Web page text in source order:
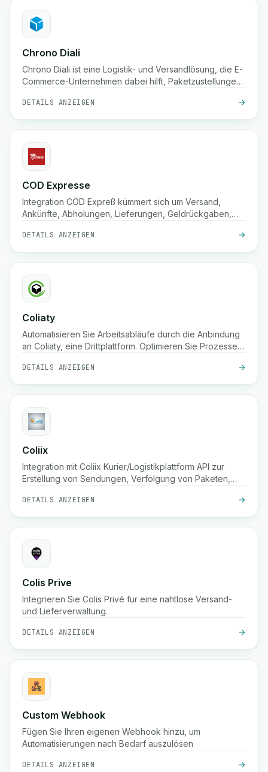
Chrono Diali
Chrono Diali ist eine Logistik- und Versandlösung, die E-
Commerce-Unternehmen dabei hilft, Paketzustellungen
ihre Erfüllungsprozesse mit Leichtigkeit zu optimieren.
DETAILS ANZEIGEN
COD Expresse
Integration COD Expreß kümmert sich um Versand,
Ankünfte, Abholungen, Lieferungen, Geldrückgaben,
DETAILS ANZEIGEN
Coliaty
Automatisieren Sie Arbeitsabläufe durch die Anbindung
an Coliaty, eine Drittplattform. Optimieren Sie Prozesse
DETAILS ANZEIGEN
Coliix
Integration mit Coliix Kurier/Logistikplattform API zur
Erstellung von Sendungen, Verfolgung von Paketen,
DETAILS ANZEIGEN
Colis Prive
Integrieren Sie Colis Privé für eine nahtlose Versand-
und Lieferverwaltung.
DETAILS ANZEIGEN
Custom Webhook
Fügen Sie Ihren eigenen Webhook hinzu, um
Automatisierungen nach Bedarf auszulösen
DETAILS ANZEIGEN